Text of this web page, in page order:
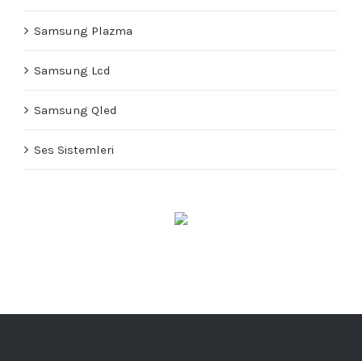
Samsung Plazma
Samsung Lcd
Samsung Qled
Ses Sistemleri